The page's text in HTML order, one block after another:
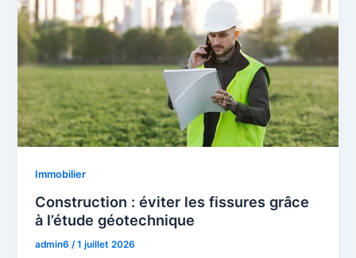
Immobilier
Construction : éviter les fissures grâce
à l’étude géotechnique
admin6 /1 juillet 2026